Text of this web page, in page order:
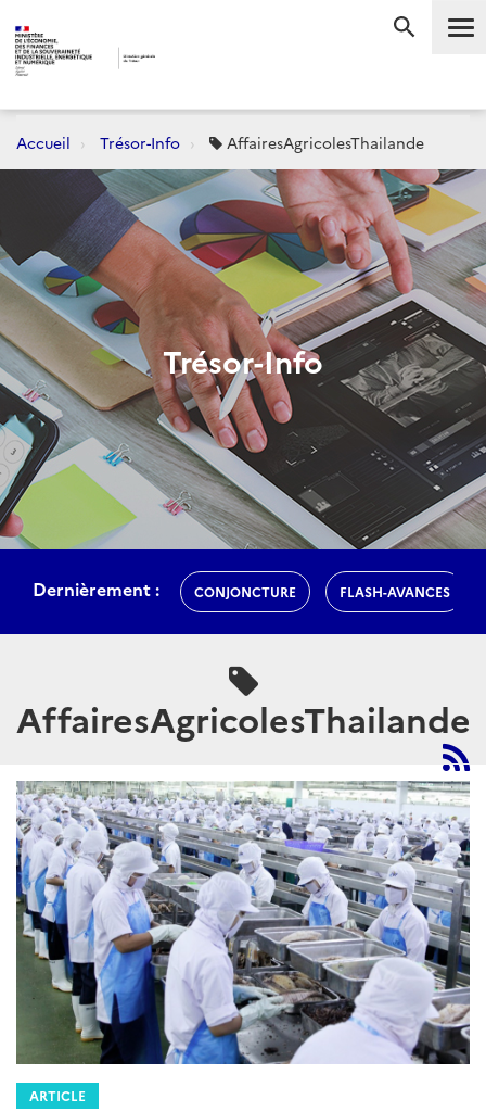
Accueil Trésor-Info AffairesAgricolesThailande
Trésor-Info
Dernièrement : CONJONCTURE FLASH-AVANCES
AffairesAgricolesThailande
ARTICLE